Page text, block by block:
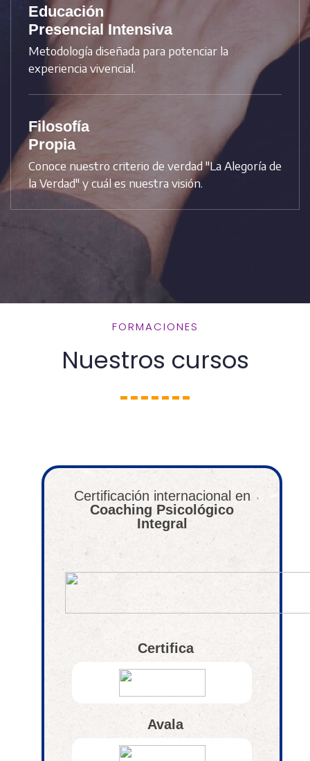
Educación
Presencial Intensiva
Metodología diseñada para potenciar la
experiencia vivencial.
Filosofía
Propia
Conoce nuestro criterio de verdad "La Alegoría de
la Verdad" y cuál es nuestra visión.
FORMACIONES
Nuestros cursos
Certificación internacional en
Coaching Psicológico
Integral
Certifica
Avala